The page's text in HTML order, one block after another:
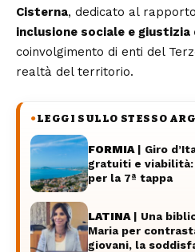
Cisterna, dedicato al
inclusione sociale e giustizia
coinvolgimento di enti del
realtà del territorio.
●LEGGI SULLO STESSO
FORMIA | Giro
gratuiti e viabilità:
per la 7ª tappa
LATINA | Una
Maria per
giovani, la